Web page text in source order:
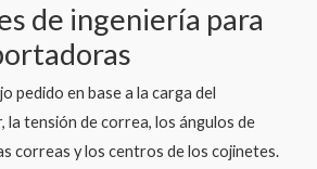
de ingeniería para
pedido en base a la carga del
tensión de correa, los ángulos de
correas y los centros de los cojinetes.